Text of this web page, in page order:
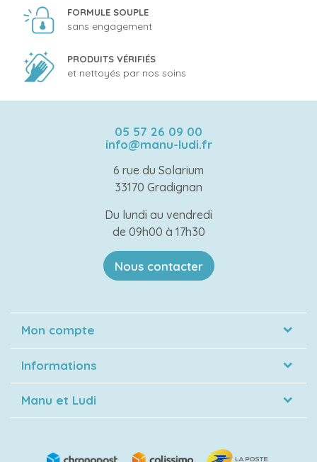
FORMULE SOUPLE
sans engagement
PRODUITS VÉRIFIÉS
et nettoyés par nos soins
05 57 26 09 00
info@manu-ludi.fr
6 rue du Solarium
33170 Gradignan
Du lundi au vendredi
de 09h00 à 17h30
Nous contacter
Mon compte
Informations
Manu et Ludi